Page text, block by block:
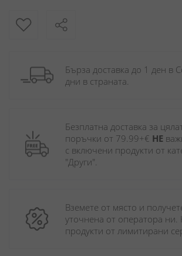
Бърза доставка до 1 ден в
дни в страната.
Безплатна доставка за
поръчки от 79.99+€ НЕ
с включени продукти от
"Други".
Вземете от място и
уточнена от оператора ни.
продукти от лимитирани